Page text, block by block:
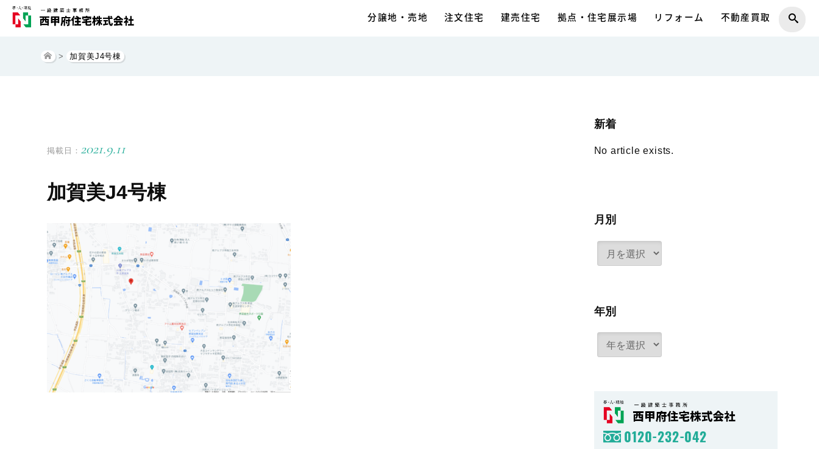
分譲地・売地 注文住宅 建売住宅 拠点・住宅展示場 リフォーム 不動産買取
> 加賀美J4号棟
掲載日： 2021.9.11
加賀美J4号棟
新着
No article exists.
月別
年別
0120-232-042